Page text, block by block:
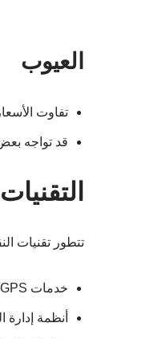
العيوب
تفاوت
قد تواجه
تتطور تقنيات
خدمات GPS لمتابعة الشاحنات في الوقت الحقيقي.
أنظمة إدارة